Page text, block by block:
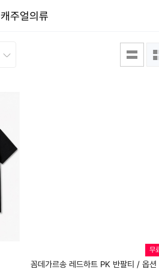
캐주얼의류
무
꼼데가르송 레드하트 PK 반팔티 / 옵션